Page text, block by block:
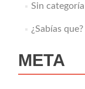
Sin categoría
¿Sabías que?
META